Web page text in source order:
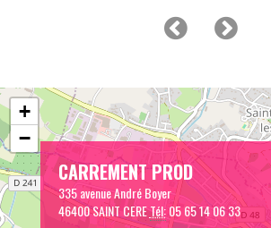
CARREMENT PROD
335 avenue André Boyer
46400 SAINT CERETél:05 65 14 06 33
+
−